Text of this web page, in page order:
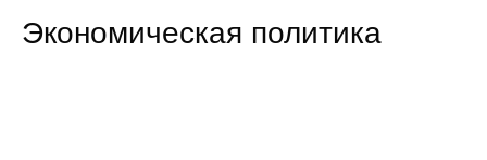
Отчетность
Экономическая политика